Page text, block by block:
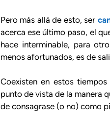
Pero más allá de esto, ser
acerca ese último paso, el
hace interminable, para
menos afortunados, es de
Coexisten en estos
punto de vista de la manera
de consagrase (o no) como